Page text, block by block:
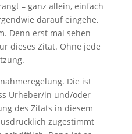
– ganz allein, einfach
darauf eingehe,
Denn erst mal sehen
dieses Zitat. Ohne jede
. Die ist
Urheber/in und/oder
des Zitats in diesem
zugestimmt